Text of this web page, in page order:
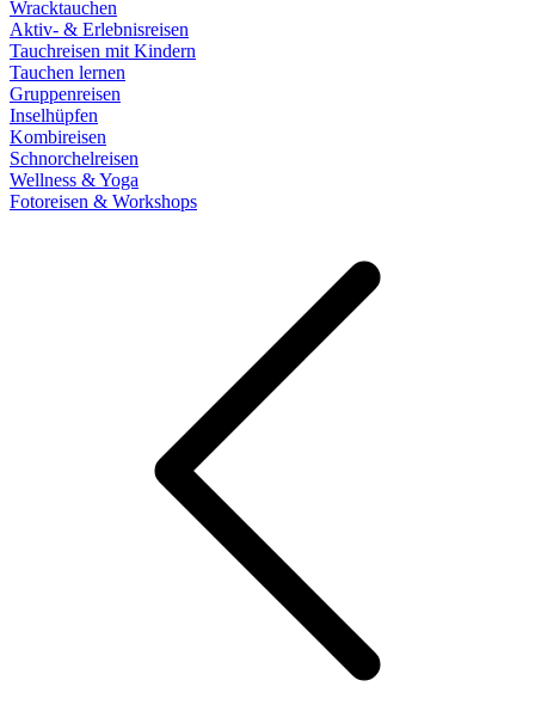
Wracktauchen
Aktiv- & Erlebnisreisen
Tauchreisen mit Kindern
Tauchen lernen
Gruppenreisen
Inselhüpfen
Kombireisen
Schnorchelreisen
Wellness & Yoga
Fotoreisen & Workshops